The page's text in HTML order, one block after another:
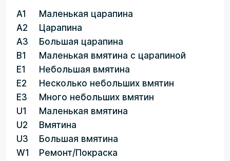
A1
Маленькая царапина
A2
Царапина
A3
Большая царапина
B1
Маленькая вмятина с царапиной
E1
Небольшая вмятина
E2
Несколько небольших вмятин
E3
Много небольших вмятин
U1
Маленькая вмятина
U2
Вмятина
U3
Большая вмятина
W1
Ремонт/Покраска